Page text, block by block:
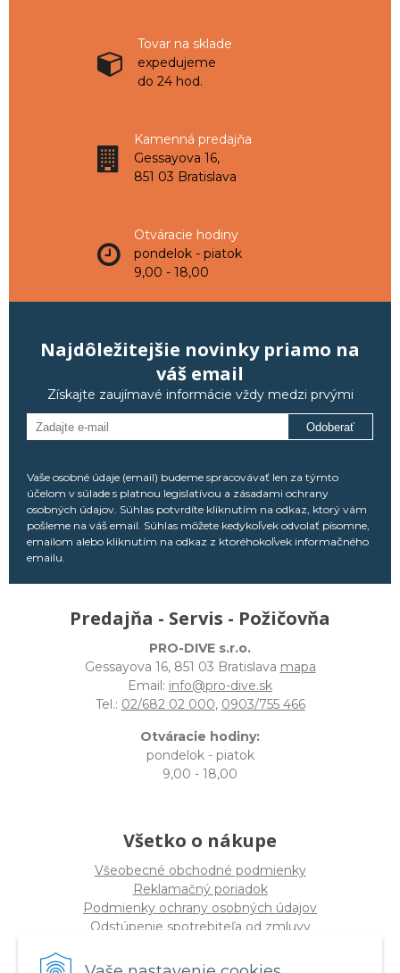
Tovar na sklade
expedujeme
do 24 hod.
Kamenná predajňa
Gessayova 16,
851 03 Bratislava
Otváracie hodiny
pondelok - piatok
9,00 - 18,00
Najdôležitejšie novinky priamo na
váš email
Získajte zaujímavé informácie vždy medzi prvými
Odoberať
Vaše osobné údaje (email) budeme spracovávať len za týmto
účelom v súlade s platnou legislatívou a zásadami ochrany
osobných údajov. Súhlas potvrdíte kliknutím na odkaz, ktorý vám
pošleme na váš email. Súhlas môžete kedykoľvek odvolať písomne,
emailom alebo kliknutím na odkaz z ktoréhokoľvek informačného
emailu.
Predajňa - Servis - Požičovňa
PRO-DIVE s.r.o.
Gessayova 16, 851 03 Bratislava mapa
Email: info@pro-dive.sk
Tel.: 02/682 02 000, 0903/755 466
Otváracie hodiny:
pondelok - piatok
9,00 - 18,00
Všetko o nákupe
Všeobecné obchodné podmienky
Reklamačný poriadok
Podmienky ochrany osobných údajov
Odstúpenie spotrebiteľa od zmluvy